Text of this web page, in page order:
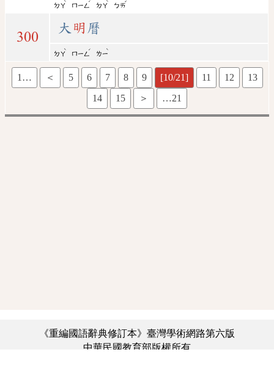
ㄉㄚ ㄇㄧㄥ ㄉㄚ ㄅㄞ
300
大 明 曆
ㄉㄚ
ˋ
ㄇㄧㄥ
ˊ
ㄌㄧ
ˋ
1… ＜ 5 6 7 8 9 [10/21] 11 12
13
14
15 ＞ …21
《重編國語辭典修訂本》臺灣學術網路第六版
中華民國教育部版權所有